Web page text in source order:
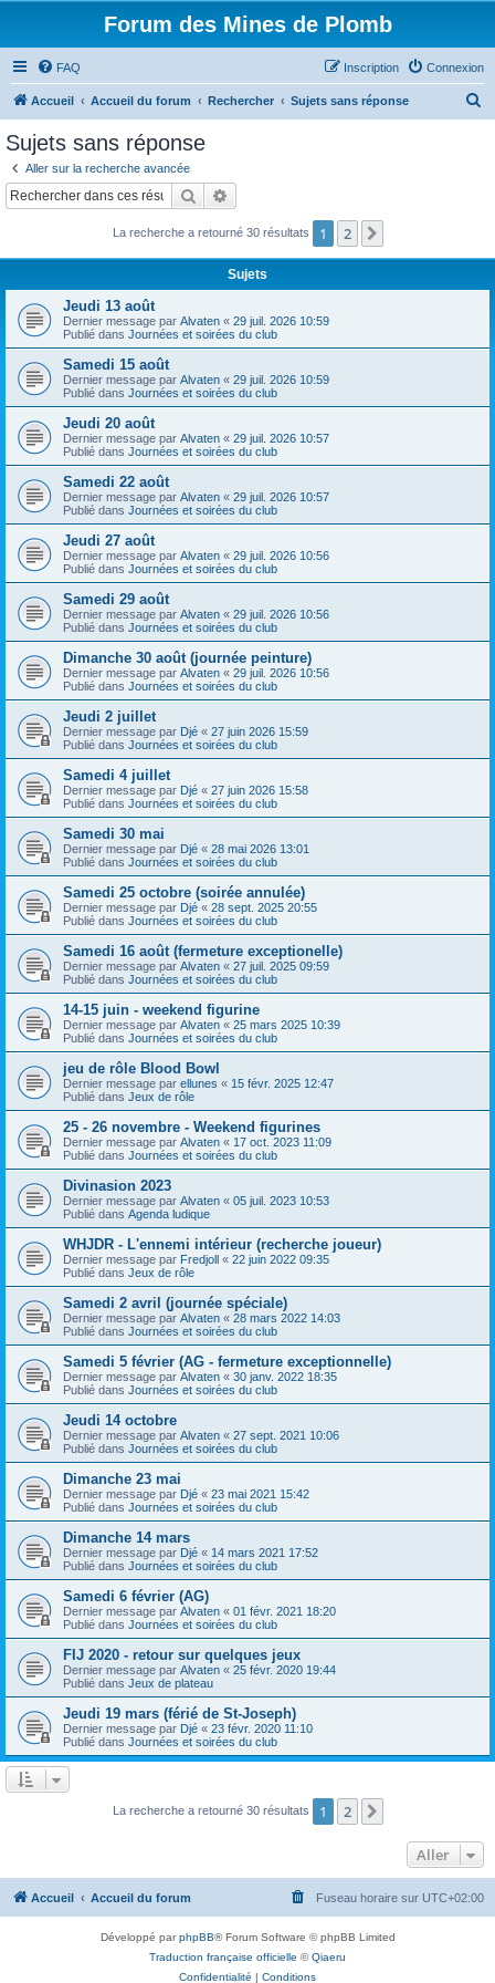
Forum des Mines de Plomb
FAQ Connexion
Inscription
Accueil Accueil du forum Rechercher Sujets sans réponse
c
Sujets sans réponse
Aller sur la recherche avancée
Rechercher
La recherche a retourné 30 résultats 1 2
Sujets
Jeudi 13 août
Dernier message par Alvaten « 29 juil. 2026 10:59
Publié dans Journées et soirées du club
Samedi 15 août
Dernier message par Alvaten « 29 juil. 2026 10:59
Publié dans Journées et soirées du club
Jeudi 20 août
Dernier message par Alvaten « 29 juil. 2026 10:57
Publié dans Journées et soirées du club
Samedi 22 août
Dernier message par Alvaten « 29 juil. 2026 10:57
Publié dans Journées et soirées du club
Jeudi 27 août
Dernier message par Alvaten « 29 juil. 2026 10:56
Publié dans Journées et soirées du club
Samedi 29 août
Dernier message par Alvaten « 29 juil. 2026 10:56
Publié dans Journées et soirées du club
Dimanche 30 août (journée peinture)
Dernier message par Alvaten « 29 juil. 2026 10:56
Publié dans Journées et soirées du club
Jeudi 2 juillet
Dernier message par Djé « 27 juin 2026 15:59
Publié dans Journées et soirées du club
Samedi 4 juillet
Dernier message par Djé « 27 juin 2026 15:58
Publié dans Journées et soirées du club
Samedi 30 mai
Dernier message par Djé « 28 mai 2026 13:01
Publié dans Journées et soirées du club
Samedi 25 octobre (soirée annulée)
Dernier message par Djé « 28 sept. 2025 20:55
Publié dans Journées et soirées du club
Samedi 16 août (fermeture exceptionelle)
Dernier message par Alvaten « 27 juil. 2025 09:59
Publié dans Journées et soirées du club
14-15 juin - weekend figurine
Dernier message par Alvaten « 25 mars 2025 10:39
Publié dans Journées et soirées du club
jeu de rôle Blood Bowl
Dernier message par ellunes « 15 févr. 2025 12:47
Publié dans Jeux de rôle
25 - 26 novembre - Weekend figurines
Dernier message par Alvaten « 17 oct. 2023 11:09
Publié dans Journées et soirées du club
Divinasion 2023
Dernier message par Alvaten « 05 juil. 2023 10:53
Publié dans Agenda ludique
WHJDR - L'ennemi intérieur (recherche joueur)
Dernier message par Fredjoll « 22 juin 2022 09:35
Publié dans Jeux de rôle
Samedi 2 avril (journée spéciale)
Dernier message par Alvaten « 28 mars 2022 14:03
Publié dans Journées et soirées du club
Samedi 5 février (AG - fermeture exceptionnelle)
Dernier message par Alvaten « 30 janv. 2022 18:35
Publié dans Journées et soirées du club
Jeudi 14 octobre
Dernier message par Alvaten « 27 sept. 2021 10:06
Publié dans Journées et soirées du club
Dimanche 23 mai
Dernier message par Djé « 23 mai 2021 15:42
Publié dans Journées et soirées du club
Dimanche 14 mars
Dernier message par Djé « 14 mars 2021 17:52
Publié dans Journées et soirées du club
Samedi 6 février (AG)
Dernier message par Alvaten « 01 févr. 2021 18:20
Publié dans Journées et soirées du club
FIJ 2020 - retour sur quelques jeux
Dernier message par Alvaten « 25 févr. 2020 19:44
Publié dans Jeux de plateau
Jeudi 19 mars (férié de St-Joseph)
Dernier message par Djé « 23 févr. 2020 11:10
Publié dans Journées et soirées du club
La recherche a retourné 30 résultats 1 2
Aller
Accueil Accueil du forum Fuseau horaire sur UTC+02:00
Développé parphpBB® Forum Software © phpBB Limited
Traduction française officielle ©Qiaeru
Confidentialité | Conditions